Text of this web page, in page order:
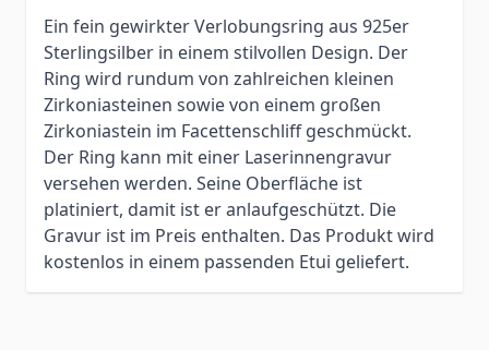
Ein fein gewirkter Verlobungsring aus 925er
Sterlingsilber in einem stilvollen Design. Der
Ring wird rundum von zahlreichen kleinen
Zirkoniasteinen sowie von einem großen
Zirkoniastein im Facettenschliff geschmückt.
Der Ring kann mit einer Laserinnengravur
versehen werden. Seine Oberfläche ist
platiniert, damit ist er anlaufgeschützt. Die
Gravur ist im Preis enthalten. Das Produkt wird
kostenlos in einem passenden Etui geliefert.